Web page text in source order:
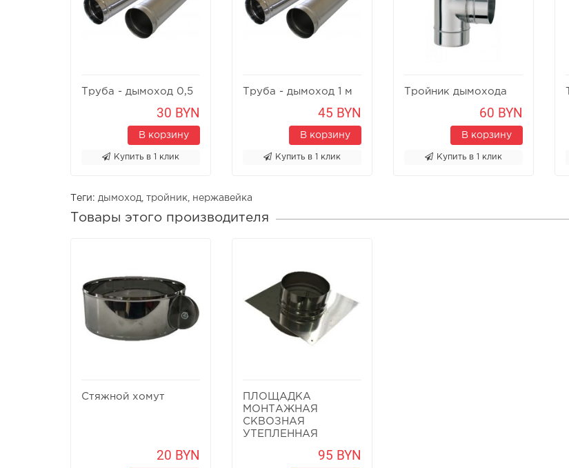
Труба - дымоход 0,5
30 BYN
В корзину
Купить в 1 клик
Труба - дымоход 1 м
45 BYN
В корзину
Купить в 1 клик
Тройник дымохода
60 BYN
В корзину
Купить в 1 клик
Теги: дымоход тройник нержавейка
Товары этого производителя
Стяжной хомут
20 BYN
ПЛОЩАДКА
МОНТАЖНАЯ
СКВОЗНАЯ
УТЕПЛЕННАЯ
95 BYN